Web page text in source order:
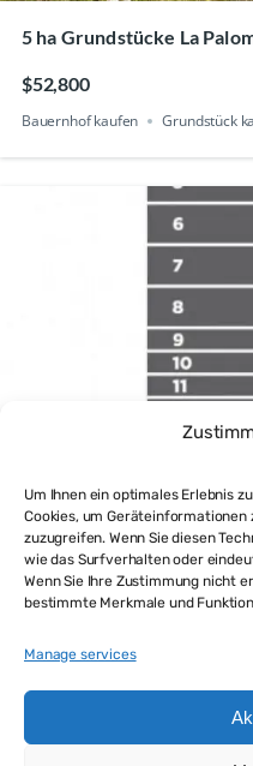
Um Ihnen ein optimales Erlebnis
Cookies, um
zuzugreifen. Wenn Sie diesen
wie das Surfverhalten oder
Wenn Sie Ihre Zustimmung nicht
bestimmte Merkmale und
Manage services
5 ha Grundstücke La
$52,800
Bauernhof kaufen Grundstück
Top-Deal: 2 Grundstücke
Rubia, La Paloma unweit
Grundstück kaufen